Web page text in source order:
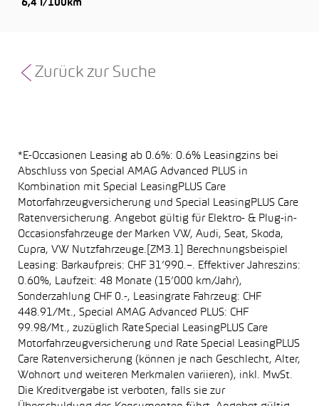
6,4 l/100km
Zurück zur Suche
*E-Occasionen Leasing ab 0.6%: 0.6% Leasingzins bei
Abschluss von Special AMAG Advanced PLUS in
Kombination mit Special LeasingPLUS Care
Motorfahrzeugversicherung und Special LeasingPLUS Care
Ratenversicherung. Angebot gültig für Elektro- & Plug-in-
Occasionsfahrzeuge der Marken VW, Audi, Seat, Skoda,
Cupra, VW Nutzfahrzeuge.[ZM3.1] Berechnungsbeispiel
Leasing: Barkaufpreis: CHF 31’990.–. Effektiver Jahreszins:
0.60%, Laufzeit: 48 Monate (15’000 km/Jahr),
Sonderzahlung CHF 0.-, Leasingrate Fahrzeug: CHF
448.91/Mt., Special AMAG Advanced PLUS: CHF
99.98/Mt., zuzüglich Rate Special LeasingPLUS Care
Motorfahrzeugversicherung und Rate Special LeasingPLUS
Care Ratenversicherung (können je nach Geschlecht, Alter,
Wohnort und weiteren Merkmalen variieren), inkl. MwSt.
Die Kreditvergabe ist verboten, falls sie zur